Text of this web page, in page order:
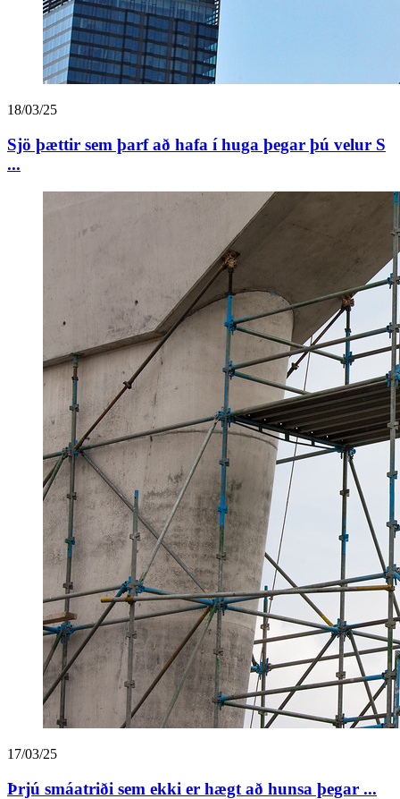
18/03/25
Sjö þættir sem þarf að hafa í huga þegar þú velur S
...
17/03/25
Þrjú smáatriði sem ekki er hægt að hunsa þegar ...